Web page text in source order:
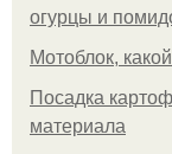
огурцы и
Мотоблок,
Посадка
материала